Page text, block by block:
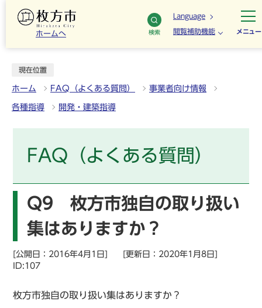
ホームへ 検索
Language
閲覧補助機能 メニュー
現在位置
ホーム FAQ（よくある質問） 事業者向け情報
各種指導 開発・建築指導
FAQ（よくある質問）
Q9 枚方市独自の取り扱い
集はありますか？
[公開日：2016年4月1日]
[更新日：2020年1月8日]
ID:107
枚方市独自の取り扱い集はありますか？